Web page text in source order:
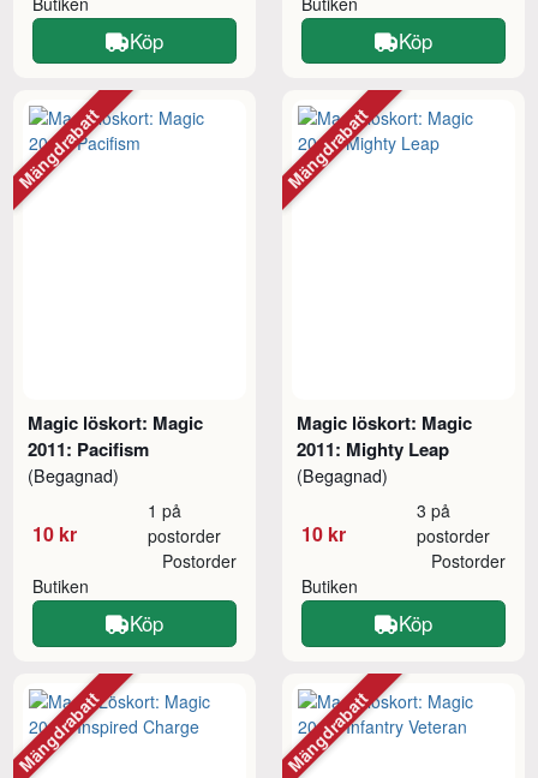
Köp Köp
Magic löskort: Magic
2011: Pacifism
(Begagnad)
10 kr
1 på
postorder
Butiken
Postorder
Köp
Mängdrabatt
Magic löskort: Magic
2011: Mighty Leap
(Begagnad)
10 kr
3 på
postorder
Butiken
Postorder
Köp
Mängdrabatt
Mängdrabatt Mängdrabatt